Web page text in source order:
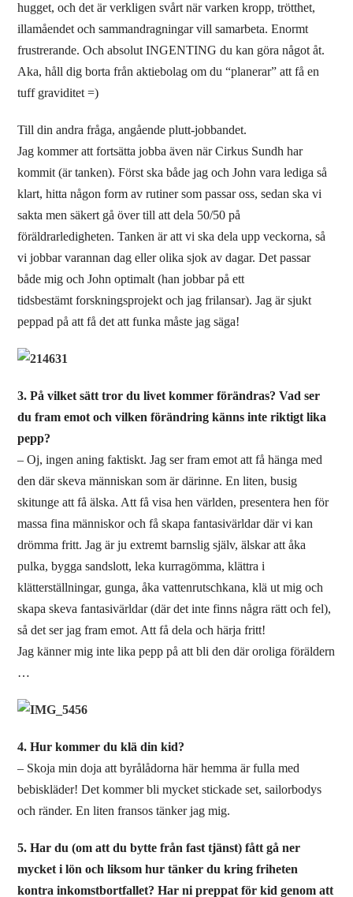
hugget, och det är verkligen svårt när varken kropp, trötthet,
illamåendet och sammandragningar vill samarbeta. Enormt
frustrerande. Och absolut INGENTING du kan göra något åt.
Aka, håll dig borta från aktiebolag om du “planerar” att få en
tuff graviditet =)
Till din andra fråga, angående plutt-jobbandet.
Jag kommer att fortsätta jobba även när Cirkus Sundh har
kommit (är tanken). Först ska både jag och John vara lediga så
klart, hitta någon form av rutiner som passar oss, sedan ska vi
sakta men säkert gå över till att dela 50/50 på
föräldrarledigheten. Tanken är att vi ska dela upp veckorna, så
vi jobbar varannan dag eller olika sjok av dagar. Det passar
både mig och John optimalt (han jobbar på ett
tidsbestämt forskningsprojekt och jag frilansar). Jag är sjukt
peppad på att få det att funka måste jag säga!
3. På vilket sätt tror du livet kommer förändras? Vad ser
du fram emot och vilken förändring känns inte riktigt lika
pepp?
– Oj, ingen aning faktiskt. Jag ser fram emot att få hänga med
den där skeva människan som är därinne. En liten, busig
skitunge att få älska. Att få visa hen världen, presentera hen för
massa fina människor och få skapa fantasivärldar där vi kan
drömma fritt. Jag är ju extremt barnslig själv, älskar att åka
pulka, bygga sandslott, leka kurragömma, klättra i
klätterställningar, gunga, åka vattenrutschkana, klä ut mig och
skapa skeva fantasivärldar (där det inte finns några rätt och fel),
så det ser jag fram emot. Att få dela och härja fritt!
Jag känner mig inte lika pepp på att bli den där oroliga föräldern
…
4. Hur kommer du klä din kid?
– Skoja min doja att byrålådorna här hemma är fulla med
bebiskläder! Det kommer bli mycket stickade set, sailorbodys
och ränder. En liten fransos tänker jag mig.
5. Har du (om att du bytte från fast tjänst) fått gå ner
mycket i lön och liksom hur tänker du kring friheten
kontra inkomstbortfallet? Har ni preppat för kid genom att